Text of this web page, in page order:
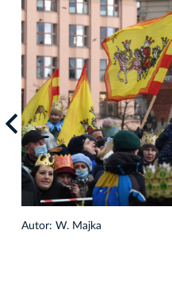
Autor: W. Majka